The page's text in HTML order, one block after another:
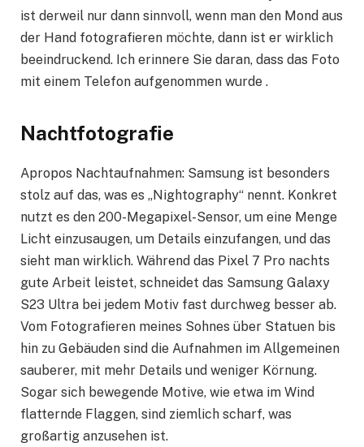
ist derweil nur dann sinnvoll, wenn man den Mond aus
der Hand fotografieren möchte, dann ist er wirklich
beeindruckend. Ich erinnere Sie daran, dass das Foto
mit einem Telefon aufgenommen wurde .
Nachtfotografie
Apropos Nachtaufnahmen: Samsung ist besonders
stolz auf das, was es „Nightography“ nennt. Konkret
nutzt es den 200-Megapixel-Sensor, um eine Menge
Licht einzusaugen, um Details einzufangen, und das
sieht man wirklich. Während das Pixel 7 Pro nachts
gute Arbeit leistet, schneidet das Samsung Galaxy
S23 Ultra bei jedem Motiv fast durchweg besser ab.
Vom Fotografieren meines Sohnes über Statuen bis
hin zu Gebäuden sind die Aufnahmen im Allgemeinen
sauberer, mit mehr Details und weniger Körnung.
Sogar sich bewegende Motive, wie etwa im Wind
flatternde Flaggen, sind ziemlich scharf, was
großartig anzusehen ist.